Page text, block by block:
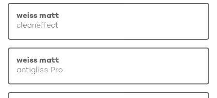
weiss matt
cleaneffect
weiss matt
antigliss Pro